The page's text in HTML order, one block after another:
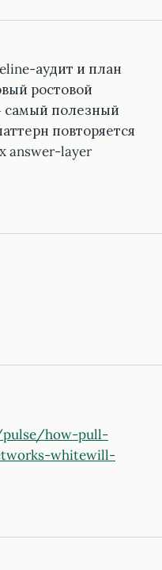
аудит и план
ростовой
самый полезный
повторяется
answer-layer
how-pull-
whitewill-